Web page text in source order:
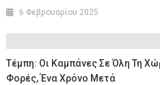
6 Φεβρουαρίου 2025
Τέμπη: Οι Καμπάνες Σε Όλη Τη
Φορές, Ένα Χρόνο Μετά